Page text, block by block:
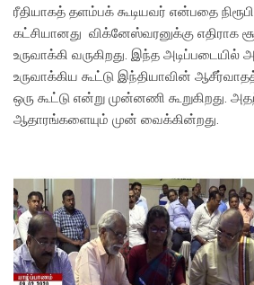
ரீதியாகத் தளம்பக் கூடியவர் என்பதை
கட்சியானது விக்னேஸ்வரனுக்கு எதிராக
உருவாக்கி வருகிறது. இந்த
உருவாக்கிய கூட்டு இந்தியாவின்
ஒரு கூட்டு என்று முன்னணி கூறுகிறது.
ஆதாரங்களையும் முன் வைக்கின்றது.